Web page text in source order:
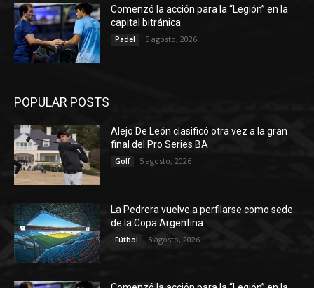
Comenzó la acción para la “Legión” en la
capital bitránica
Padel 5 agosto, 2026
POPULAR POSTS
Alejo De León clasificó otra vez a la gran
final del Pro Series BA
Golf 5 agosto, 2026
La Pedrera vuelve a perfilarse como sede
de la Copa Argentina
Fútbol 5 agosto, 2026